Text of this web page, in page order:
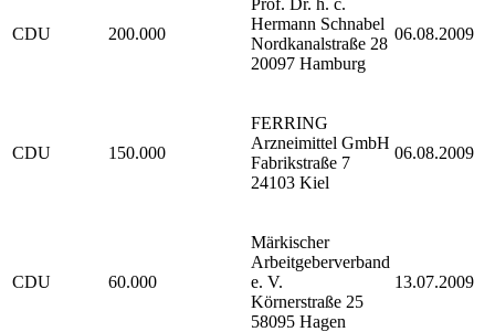
CDU 200.000
Hermann Schnabel
Nordkanalstraße 28
20097 Hamburg
06.08.2009
CDU 150.000
FERRING
Arzneimittel GmbH
Fabrikstraße 7
24103 Kiel
06.08.2009
CDU 60.000
Märkischer
Arbeitgeberverband
e. V.
Körnerstraße 25
58095 Hagen
13.07.2009